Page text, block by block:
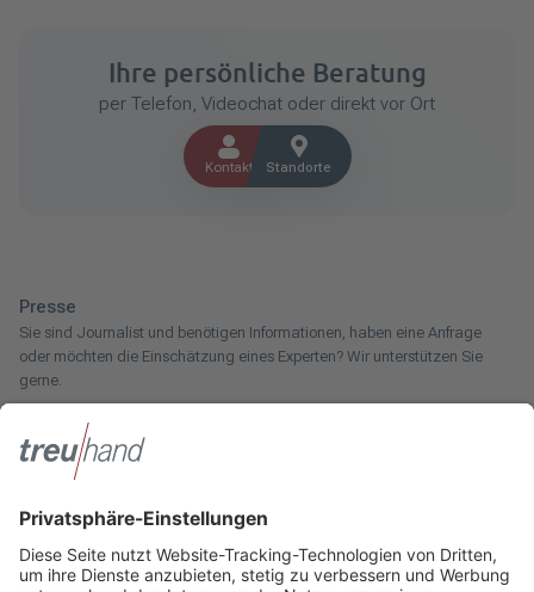
Ihre persönliche Beratung
per Telefon, Videochat oder direkt vor Ort
Kontakt Standorte
Presse
Sie sind Journalist und benötigen Informationen, haben eine Anfrage
oder möchten die Einschätzung eines Experten? Wir unterstützen Sie
gerne.
Innotax
forstwirtschaftlichen Betrieb oder kommen aus dem Handwerk und
suchen einen Steuerberater? Bei der Innotax bieten wir Ihnen individuelle
Beratung für jede Lebensphase.